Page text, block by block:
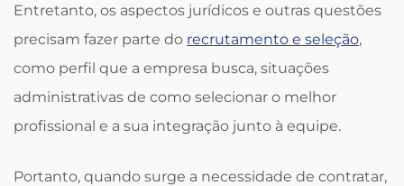
Entretanto, os aspectos jurídicos e outras questões
precisam fazer parte do recrutamento e seleção,
como perfil que a empresa busca, situações
administrativas de como selecionar o melhor
profissional e a sua integração junto à equipe.
Portanto, quando surge a necessidade de contratar,